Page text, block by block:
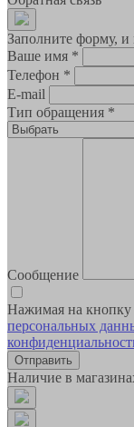
Заполните форму,
Ваше имя *
Телефон *
E-mail
Тип обращения *
Сообщение
Нажимая на
персональных
Наличие в